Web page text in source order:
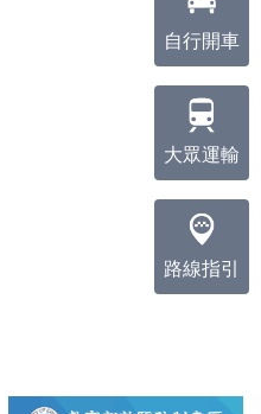
自行開車
大眾運輸
路線指引